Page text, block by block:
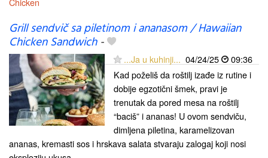
Grill sendvič sa piletinom i ananasom / Hawaiian
Chicken Sandwich-
...Ja u kuhinji... 04/24/25
09:36
Kad poželiš da roštilj izađe iz rutine i
dobije egzotični šmek, pravi je
trenutak da pored mesa na roštilj
“baciš” i ananas! U ovom sendviču,
dimljena piletina, karamelizovan
ananas, kremasti sos i hrskava salata stvaraju zalogaj koji nosi